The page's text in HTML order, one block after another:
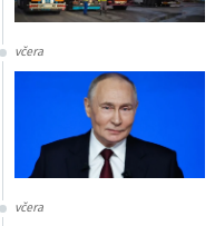
včera
včera